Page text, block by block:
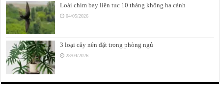
Loài chim bay liên tục 10 tháng không hạ cánh
04/05/2026
3 loại cây nên đặt trong phòng ngủ
28/04/2026